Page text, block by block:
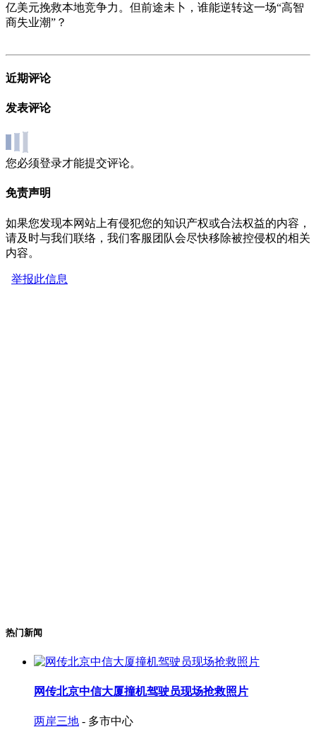
亿美元挽救本地竞争力。但前途未卜，谁能逆转这一场“高智
商失业潮”？
近期评论
发表评论
您必须登录才能提交评论。
免责声明
如果您发现本网站上有侵犯您的知识产权或合法权益的内容，
请及时与我们联络，我们客服团队会尽快移除被控侵权的相关
内容。
举报此信息
热门新闻
网传北京中信大厦撞机驾驶员现场抢救照片
两岸三地 - 多市中心